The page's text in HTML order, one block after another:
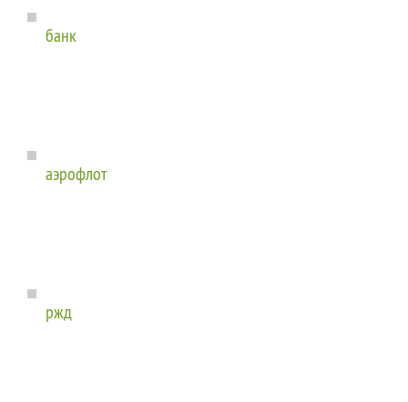
банк
аэрофлот
ржд